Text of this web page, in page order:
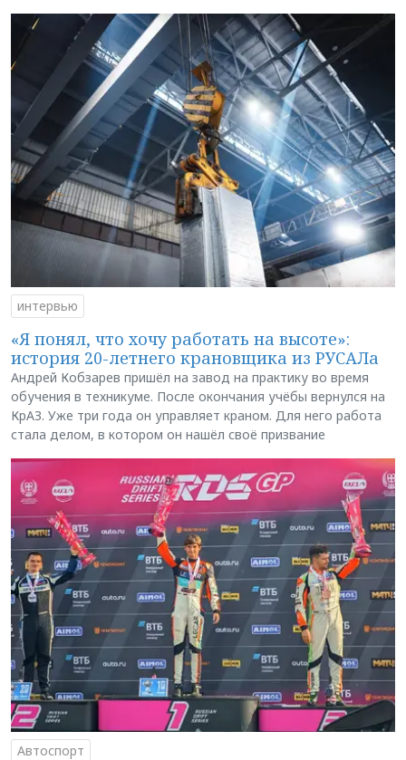
интервью
«Я понял, что хочу работать на высоте»:
история 20-летнего крановщика из РУСАЛа
Андрей Кобзарев пришёл на завод на практику во время
обучения в техникуме. После окончания учёбы вернулся на
КрАЗ. Уже три года он управляет краном. Для него работа
стала делом, в котором он нашёл своё призвание
Автоспорт